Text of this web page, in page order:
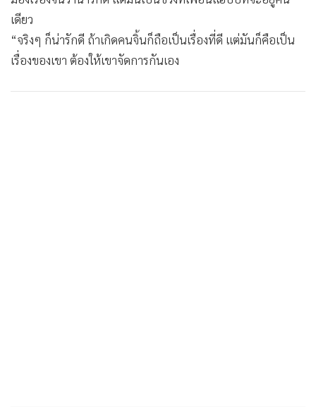
เดียว
“จริงๆ ก็น่ารักดี ถ้าเกิดคนจิ้นก็ถือเป็นเรื่องที่ดี แต่มันก็คือเป็น
เรื่องของเขา ต้องให้เขาจัดการกันเอง